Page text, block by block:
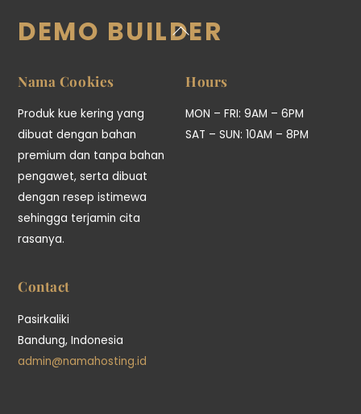
Back
DEMO BUILDER
Nama Cookies
Produk kue kering yang
dibuat dengan bahan
premium dan tanpa bahan
pengawet, serta dibuat
dengan resep istimewa
sehingga terjamin cita
rasanya.
Hours
MON – FRI: 9AM – 6PM
SAT – SUN: 10AM – 8PM
Contact
Pasirkaliki
Bandung, Indonesia
admin@namahosting.id